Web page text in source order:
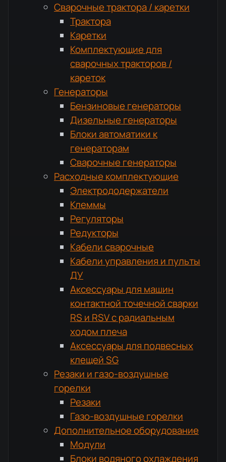
Сварочные трактора / каретки
Трактора
Каретки
Комплектующие для
сварочных тракторов /
кареток
Генераторы
Бензиновые генераторы
Дизельные генераторы
Блоки автоматики к
генераторам
Сварочные генераторы
Расходные комплектующие
Электрододержатели
Клеммы
Регуляторы
Редукторы
Кабели сварочные
Кабели управления и пульты
ДУ
Аксессуары для машин
контактной точечной сварки
RS и RSV с радиальным
ходом плеча
Аксессуары для подвесных
клещей SG
Резаки и газо-воздушные
горелки
Резаки
Газо-воздушные горелки
Дополнительное оборудование
Модули
Блоки водяного охлаждения